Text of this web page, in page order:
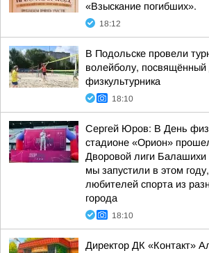
«Взыскание погибших».
18:12
В Подольске провели
волейболу,
физкультурника
18:10
Сергей Юров: В День
стадионе «Орион»
Дворовой лиги Балашихи
мы запустили в этом
любителей спорта из
города
18:10
Директор ДК «Контакт»